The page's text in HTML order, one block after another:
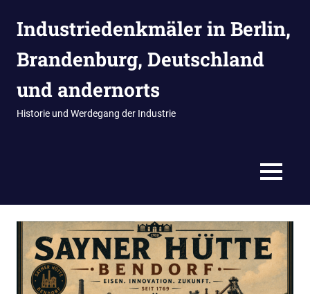
InhaltIndustriedenkmäler in Berlin,
Brandenburg, Deutschland
und andernorts
Historie und Werdegang der Industrie
MENÜ